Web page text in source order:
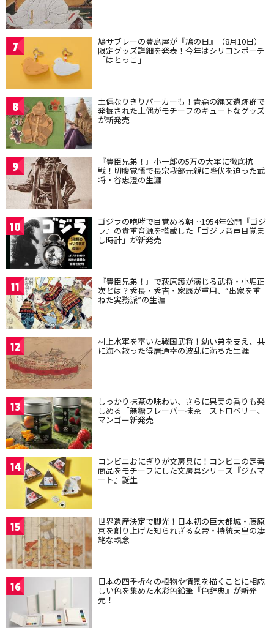
7 鳩サブレーの豊島屋が『鳩の日』（8月10日）
限定グッズ詳細を発表！今年はシリコンポーチ
「はとっこ」
8 土偶なりきりパーカーも！青森の縄文遺跡群で
発掘された土偶がモチーフのキュートなグッズ
が新発売
9 『豊臣兄弟！』小一郎の5万の大軍に徹底抗
戦！切腹覚悟で長宗我部元親に降伏を迫った武
将・谷忠澄の生涯
10 ゴジラの咆哮で目覚める朝…1954年公開『ゴジ
ラ』の貴重音源を搭載した「ゴジラ音声目覚ま
し時計」が新発売
11 『豊臣兄弟！』で萩原護が演じる武将・小堀正
次とは？秀長・秀吉・家康が重用、“出家を重
ねた実務派”の生涯
12 村上水軍を率いた戦国武将！幼い弟を支え、共
に海へ散った得居通幸の波乱に満ちた生涯
13 しっかり抹茶の味わい、さらに果実の香りも楽
しめる「無糖フレーバー抹茶」ストロベリー、
マンゴー新発売
14 コンビニおにぎりが文房具に！コンビニの定番
商品をモチーフにした文房具シリーズ『ジムマ
ート』誕生
15 世界遺産決定で脚光！日本初の巨大都城・藤原
京を創り上げた知られざる女帝・持統天皇の凄
絶な執念
16 日本の四季折々の植物や情景を描くことに相応
しい色を集めた水彩色鉛筆『色辞典』が新発
売！